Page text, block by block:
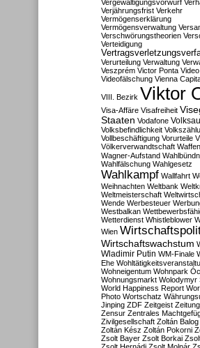
Vergewaltigungsvorwurf
Verjährungsfrist Verkehr
Vermögenserklärung
Vermögensverwaltung
Verschwörungstheorien
Verteidigung
Verurteilung Verwaltung
Veszprém Victor Ponta Video
Videofälschung Vienna
VIII. Bezirk Viktor
Visa-Affäre Visafreiheit
Staaten Vodafone
Volksbefindlichkeit
Vollbeschäftigung Vorurteile
Völkerverwandtschaft
Wagner-Aufstand
Wahlfälschung Wahlgesetz
Wahlkampf Wallfahrt
Weihnachten Weltbank
Weltmeisterschaft
Wende Werbesteuer
Westbalkan
Wetterdienst Whistleblower
Wien
Wirtschaftswachstum
Wladimir Putin WM-Finale
Ehe
Wohneigentum Wohnpark
Wohnungsmarkt Wolodymyr
World Happiness Report
Photo Wortschatz
Jinping ZDF Zeitgeist
Zensur Zentrales
Zivilgesellschaft Zoltán Balog
Zoltán Kész Zoltán Pokorni
Zsolt Bayer Zsolt Borkai